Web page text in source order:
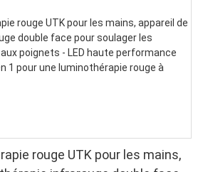
rouge UTK pour les mains,